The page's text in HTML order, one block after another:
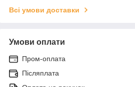
Всі умови доставки
Умови оплати
Пром-оплата
Післяплата